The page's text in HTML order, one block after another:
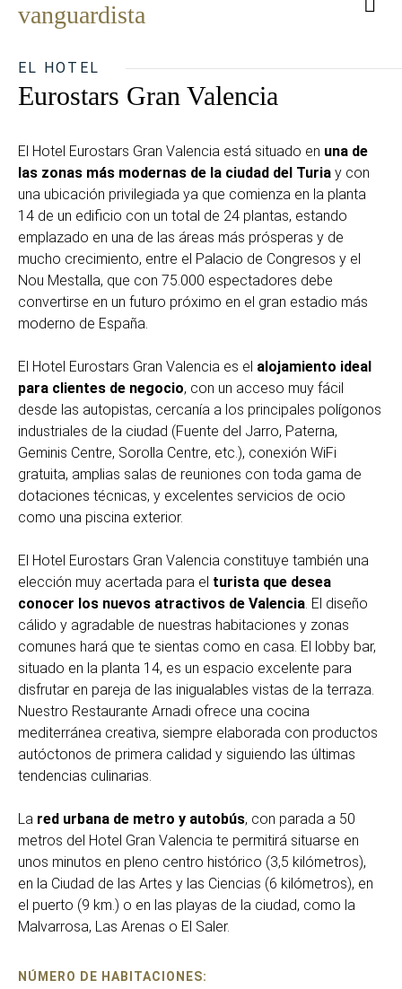
vanguardista
EL HOTEL
Eurostars Gran Valencia
El Hotel Eurostars Gran Valencia está situado en una de
las zonas más modernas de la ciudad del Turia y con
una ubicación privilegiada ya que comienza en la planta
14 de un edificio con un total de 24 plantas, estando
emplazado en una de las áreas más prósperas y de
mucho crecimiento, entre el Palacio de Congresos y el
Nou Mestalla, que con 75.000 espectadores debe
convertirse en un futuro próximo en el gran estadio más
moderno de España.
El Hotel Eurostars Gran Valencia es el alojamiento ideal
para clientes de negocio, con un acceso muy fácil
desde las autopistas, cercanía a los principales polígonos
industriales de la ciudad (Fuente del Jarro, Paterna,
Geminis Centre, Sorolla Centre, etc.), conexión WiFi
gratuita, amplias salas de reuniones con toda gama de
dotaciones técnicas, y excelentes servicios de ocio
como una piscina exterior.
El Hotel Eurostars Gran Valencia constituye también una
elección muy acertada para el turista que desea
conocer los nuevos atractivos de Valencia. El diseño
cálido y agradable de nuestras habitaciones y zonas
comunes hará que te sientas como en casa. El lobby bar,
situado en la planta 14, es un espacio excelente para
disfrutar en pareja de las inigualables vistas de la terraza.
Nuestro Restaurante Arnadi ofrece una cocina
mediterránea creativa, siempre elaborada con productos
autóctonos de primera calidad y siguiendo las últimas
tendencias culinarias.
La red urbana de metro y autobús, con parada a 50
metros del Hotel Gran Valencia te permitirá situarse en
unos minutos en pleno centro histórico (3,5 kilómetros),
en la Ciudad de las Artes y las Ciencias (6 kilómetros), en
el puerto (9 km.) o en las playas de la ciudad, como la
Malvarrosa, Las Arenas o El Saler.
NÚMERO DE HABITACIONES: